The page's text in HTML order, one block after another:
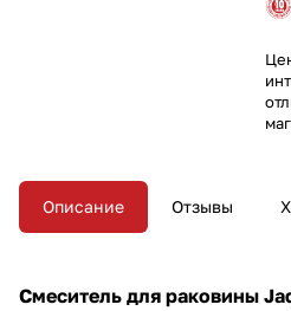
Описание Отзывы
Смеситель для раковины